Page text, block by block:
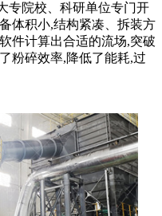
专院校、科研单位专门开
体积小,结构紧凑、拆装方
件计算出合适的流场,突破
粉碎效率,降低了能耗,过